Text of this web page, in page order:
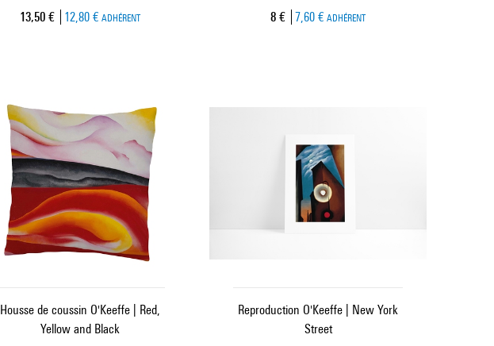
Prix ​​actuel
13,50 € 12,80 € ADHÉRENT
Prix ​​actuel
8 € 7,60 € ADHÉRENT
Housse de coussin O'Keeffe | Red,
Yellow and Black
Reproduction O'Keeffe | New York
Street